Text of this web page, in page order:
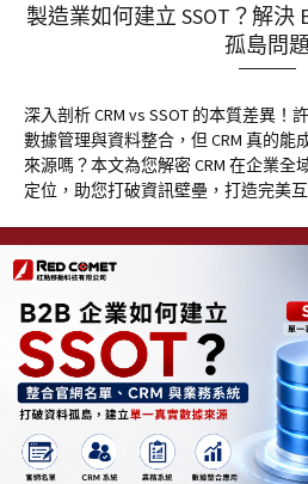
製造業如何建立 SSOT？解決
孤島問題
深入剖析 CRM vs SSOT 的本質差異！
數據管理與資料整合，但 CRM 真的能
來源嗎？本文為您解密 CRM 在企業全
定位，助您打破資訊壁壘，打造完美